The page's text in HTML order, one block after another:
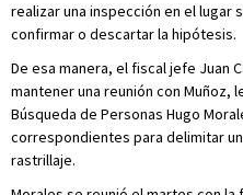
realizar una inspección en el lugar
confirmar o descartar la hipótesis.
De esa manera, el fiscal jefe Juan
mantener una reunión con Muñoz,
Búsqueda de Personas Hugo
correspondientes para delimitar
rastrillaje.